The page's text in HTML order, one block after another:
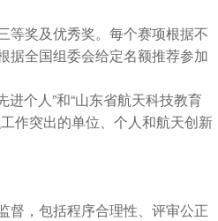
等奖及优秀奖。每个赛项根据不
据全国组委会给定名额推荐参加
进个人”和“山东省航天科技教育
作突出的单位、个人和航天创新
督，包括程序合理性、评审公正